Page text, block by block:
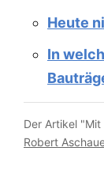
Heute
In
Der Artikel
Robert